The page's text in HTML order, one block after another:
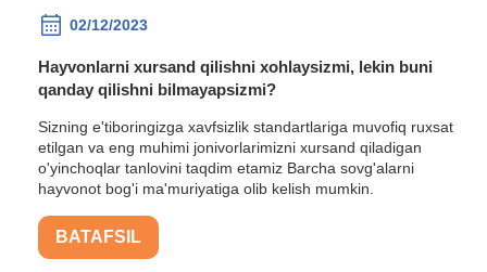
02/12/2023
Hayvonlarni xursand qilishni xohlaysizmi, lekin buni
qanday qilishni bilmayapsizmi?
Sizning e'tiboringizga xavfsizlik standartlariga muvofiq ruxsat
etilgan va eng muhimi jonivorlarimizni xursand qiladigan
o'yinchoqlar tanlovini taqdim etamiz Barcha sovg'alarni
hayvonot bog'i ma'muriyatiga olib kelish mumkin.
BATAFSIL